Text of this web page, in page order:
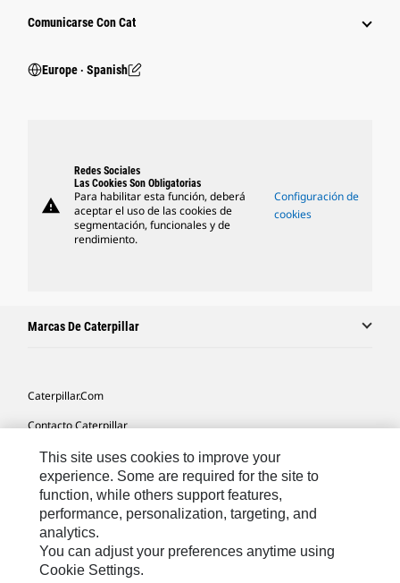
Comunicarse Con Cat
Europe ‧ Spanish
warning
Redes Sociales
Las Cookies Son Obligatorias
Para habilitar esta función, deberá
aceptar el uso de las cookies de
segmentación, funcionales y de
rendimiento.
Configuración de
cookies
Marcas De Caterpillar
Caterpillar.com
Contacto Caterpillar
Mis Preferencias De Marketing
Mapa Del Sitio
Cookie Settings
Aviso Legal
Privacidad
This site uses cookies to improve your
experience. Some are required for the site to
function, while others support features,
performance, personalization, targeting, and
analytics.
You can adjust your preferences anytime using
Cookie Settings.